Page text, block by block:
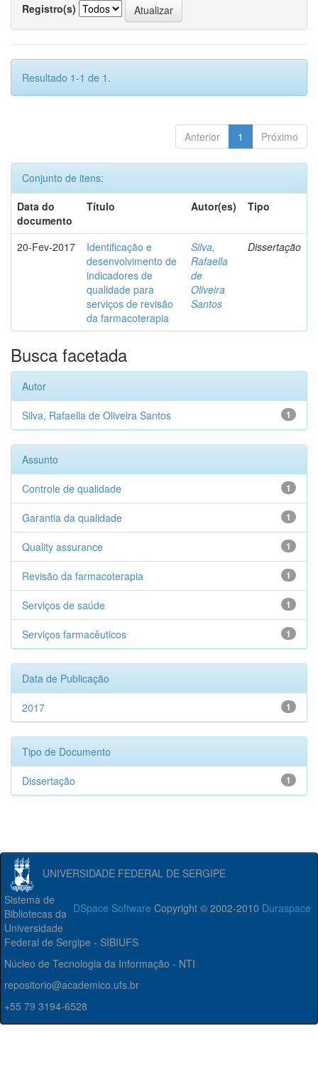
Registro(s)
Resultado 1-1 de 1.
Anterior 1 Próximo
Conjunto de itens:
Data do
documento
Título Autor(es) Tipo
20-Fev-2017
Identificação e
desenvolvimento de
indicadores de
qualidade para
serviços de revisão
da farmacoterapia
Silva,
Rafaella
de
Oliveira
Santos
Dissertação
Busca facetada
Autor
1
Silva, Rafaella de Oliveira Santos
Assunto
1
Controle de qualidade
1
Garantia da qualidade
1
Quality assurance
1
Revisão da farmacoterapia
1
Serviços de saúde
1
Serviços farmacêuticos
Data de Publicação
1
2017
Tipo de Documento
1
Dissertação
UNIVERSIDADE FEDERAL DE SERGIPE
DSpace Software Copyright © 2002-2010 Duraspace
Sistema de
Bibliotecas da
Universidade
Federal de Sergipe - SIBIUFS
Núcleo de Tecnologia da Informação - NTI
repositorio@academico.ufs.br
+55 79 3194-6528